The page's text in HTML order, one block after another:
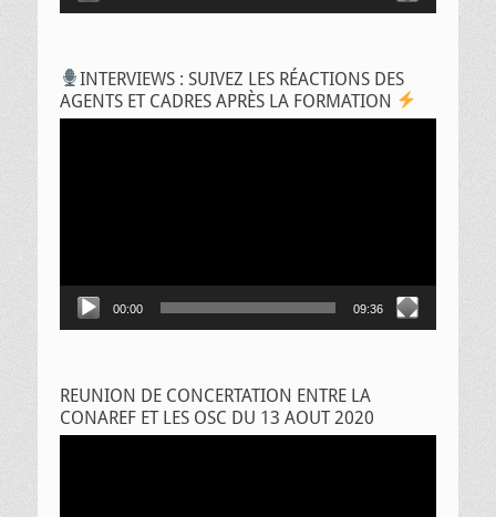
INTERVIEWS : SUIVEZ LES RÉACTIONS DES
AGENTS ET CADRES APRÈS LA FORMATION
00:00 09:36
REUNION DE CONCERTATION ENTRE LA
CONAREF ET LES OSC DU 13 AOUT 2020